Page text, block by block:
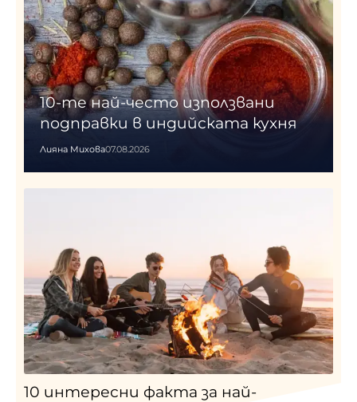
10-те най-често използвани
подправки в индийската кухня
Лияна Михова07.08.2026
10 интересни факта за най-